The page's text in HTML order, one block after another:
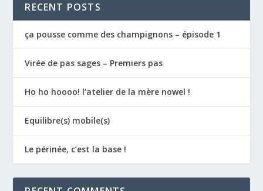
RECENT POSTS
ça pousse comme des champignons – épisode 1
Virée de pas sages – Premiers pas
Ho ho hoooo! l’atelier de la mère nowel !
Equilibre(s) mobile(s)
Le périnée, c’est la base !